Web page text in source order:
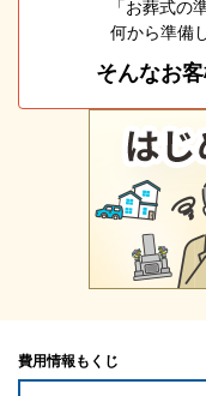
「お葬式の
何から準備
そんなお
費用情報もくじ